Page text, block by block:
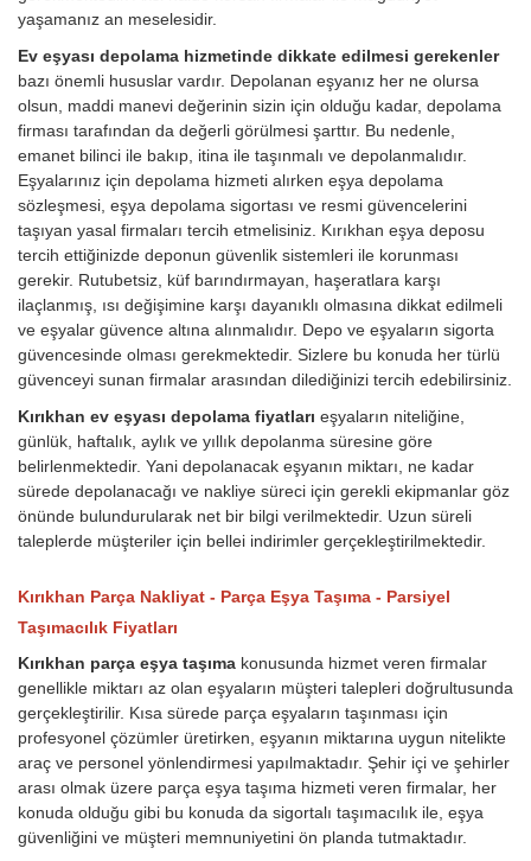
yaşamanız an meselesidir.
Ev eşyası depolama hizmetinde dikkate edilmesi gerekenler
bazı önemli hususlar vardır. Depolanan eşyanız her ne olursa
olsun, maddi manevi değerinin sizin için olduğu kadar, depolama
firması tarafından da değerli görülmesi şarttır. Bu nedenle,
emanet bilinci ile bakıp, itina ile taşınmalı ve depolanmalıdır.
Eşyalarınız için depolama hizmeti alırken eşya depolama
sözleşmesi, eşya depolama sigortası ve resmi güvencelerini
taşıyan yasal firmaları tercih etmelisiniz. Kırıkhan eşya deposu
tercih ettiğinizde deponun güvenlik sistemleri ile korunması
gerekir. Rutubetsiz, küf barındırmayan, haşeratlara karşı
ilaçlanmış, ısı değişimine karşı dayanıklı olmasına dikkat edilmeli
ve eşyalar güvence altına alınmalıdır. Depo ve eşyaların sigorta
güvencesinde olması gerekmektedir. Sizlere bu konuda her türlü
güvenceyi sunan firmalar arasından dilediğinizi tercih edebilirsiniz.
Kırıkhan ev eşyası depolama fiyatları eşyaların niteliğine,
günlük, haftalık, aylık ve yıllık depolanma süresine göre
belirlenmektedir. Yani depolanacak eşyanın miktarı, ne kadar
sürede depolanacağı ve nakliye süreci için gerekli ekipmanlar göz
önünde bulundurularak net bir bilgi verilmektedir. Uzun süreli
taleplerde müşteriler için bellei indirimler gerçekleştirilmektedir.
Kırıkhan Parça Nakliyat - Parça Eşya Taşıma - Parsiyel
Taşımacılık Fiyatları
Kırıkhan parça eşya taşıma konusunda hizmet veren firmalar
genellikle miktarı az olan eşyaların müşteri talepleri doğrultusunda
gerçekleştirilir. Kısa sürede parça eşyaların taşınması için
profesyonel çözümler üretirken, eşyanın miktarına uygun nitelikte
araç ve personel yönlendirmesi yapılmaktadır. Şehir içi ve şehirler
arası olmak üzere parça eşya taşıma hizmeti veren firmalar, her
konuda olduğu gibi bu konuda da sigortalı taşımacılık ile, eşya
güvenliğini ve müşteri memnuniyetini ön planda tutmaktadır.